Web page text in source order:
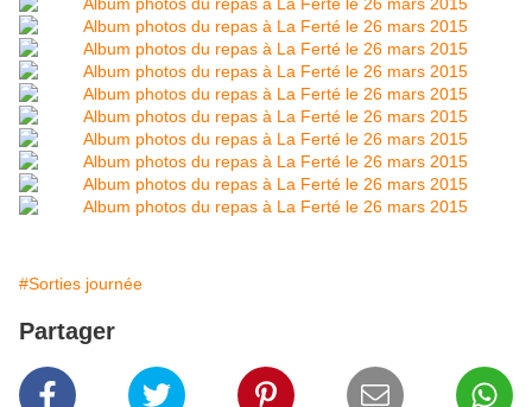
#Sorties journée
Partager